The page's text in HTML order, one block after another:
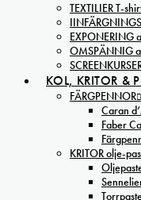
TEXTILIER T-
EXPONERING
OMSPÄNNIG
KOL, KRITOR &
FÄRGPENNOR
Caran
Faber
KRITOR olje-